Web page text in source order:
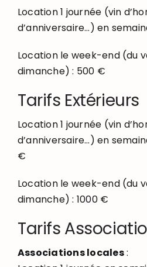
Location 1 journée (vin
d’anniversaire…) en
Location le week-end (du
dimanche) : 500 €
Tarifs Extérieurs
Location 1 journée (vin
d’anniversaire…) en
€
Location le week-end (du
dimanche) : 1000 €
Tarifs
Associations locales: